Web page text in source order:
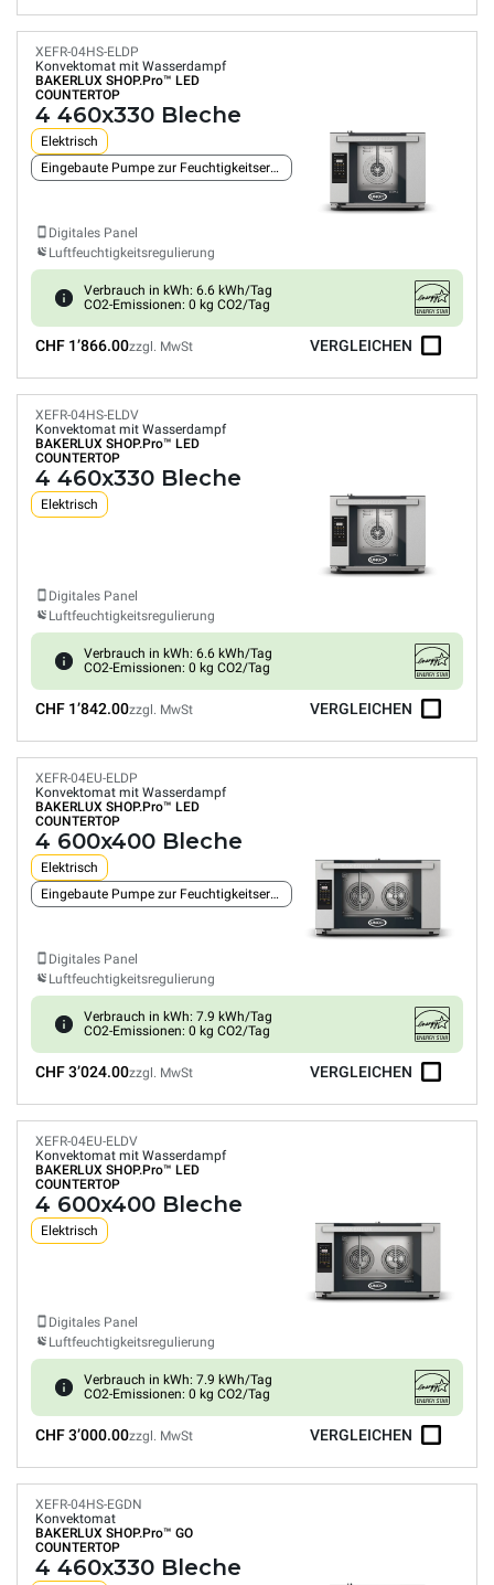
XEFR-04HS-ELDP
Konvektomat mit Wasserdampf
BAKERLUX SHOP.Pro™ LED
COUNTERTOP
4 460x330 Bleche
Elektrisch
Eingebaute Pumpe zur Feuchtigkeitserzeugung
Digitales Panel
Luftfeuchtigkeitsregulierung
Verbrauch in kWh: 6.6 kWh/Tag
CO2-Emissionen: 0 kg CO2/Tag
CHF 1’866.00zzgl. MwSt VERGLEICHEN
XEFR-04HS-ELDV
Konvektomat mit Wasserdampf
BAKERLUX SHOP.Pro™ LED
COUNTERTOP
4 460x330 Bleche
Elektrisch
Digitales Panel
Luftfeuchtigkeitsregulierung
Verbrauch in kWh: 6.6 kWh/Tag
CO2-Emissionen: 0 kg CO2/Tag
CHF 1’842.00zzgl. MwSt VERGLEICHEN
XEFR-04EU-ELDP
Konvektomat mit Wasserdampf
BAKERLUX SHOP.Pro™ LED
COUNTERTOP
4 600x400 Bleche
Elektrisch
Eingebaute Pumpe zur Feuchtigkeitserzeugung
Digitales Panel
Luftfeuchtigkeitsregulierung
Verbrauch in kWh: 7.9 kWh/Tag
CO2-Emissionen: 0 kg CO2/Tag
CHF 3’024.00zzgl. MwSt VERGLEICHEN
XEFR-04EU-ELDV
Konvektomat mit Wasserdampf
BAKERLUX SHOP.Pro™ LED
COUNTERTOP
4 600x400 Bleche
Elektrisch
Digitales Panel
Luftfeuchtigkeitsregulierung
Verbrauch in kWh: 7.9 kWh/Tag
CO2-Emissionen: 0 kg CO2/Tag
CHF 3’000.00zzgl. MwSt VERGLEICHEN
XEFR-04HS-EGDN
Konvektomat
BAKERLUX SHOP.Pro™ GO
COUNTERTOP
4 460x330 Bleche